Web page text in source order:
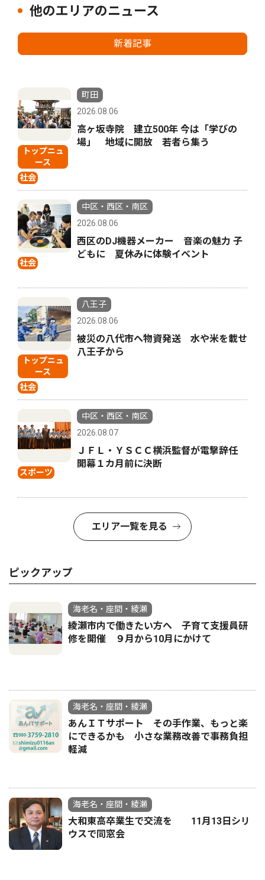
他のエリアのニュース
新着記事
トップニュ
ース
社会
町田
2026.08.06
高ヶ坂寺院 建立500年 今は「学びの
場」 地域に開放 若者ら集う
社会
中区・西区・南区
2026.08.06
西区のDJ機器メーカー 音楽の魅力 子
どもに 夏休みに体験イベント
トップニュ
ース
社会
八王子
2026.08.06
被災の八代市へ物資発送 水や米を載せ
八王子から
スポーツ
中区・西区・南区
2026.08.07
ＪＦＬ・ＹＳＣＣ横浜監督が電撃辞任
開幕１カ月前に決断
エリア一覧を見る
ピックアップ
海老名・座間・綾瀬
綾瀬市内で働きたい方へ 子育て支援員研
修を開催 ９月から10月にかけて
海老名・座間・綾瀬
あんＩＴサポート その手作業、もっと楽
にできるかも 小さな業務改善で事務負担
軽減
海老名・座間・綾瀬
大和東高卒業生で交流を 11月13日シリ
ウスで同窓会